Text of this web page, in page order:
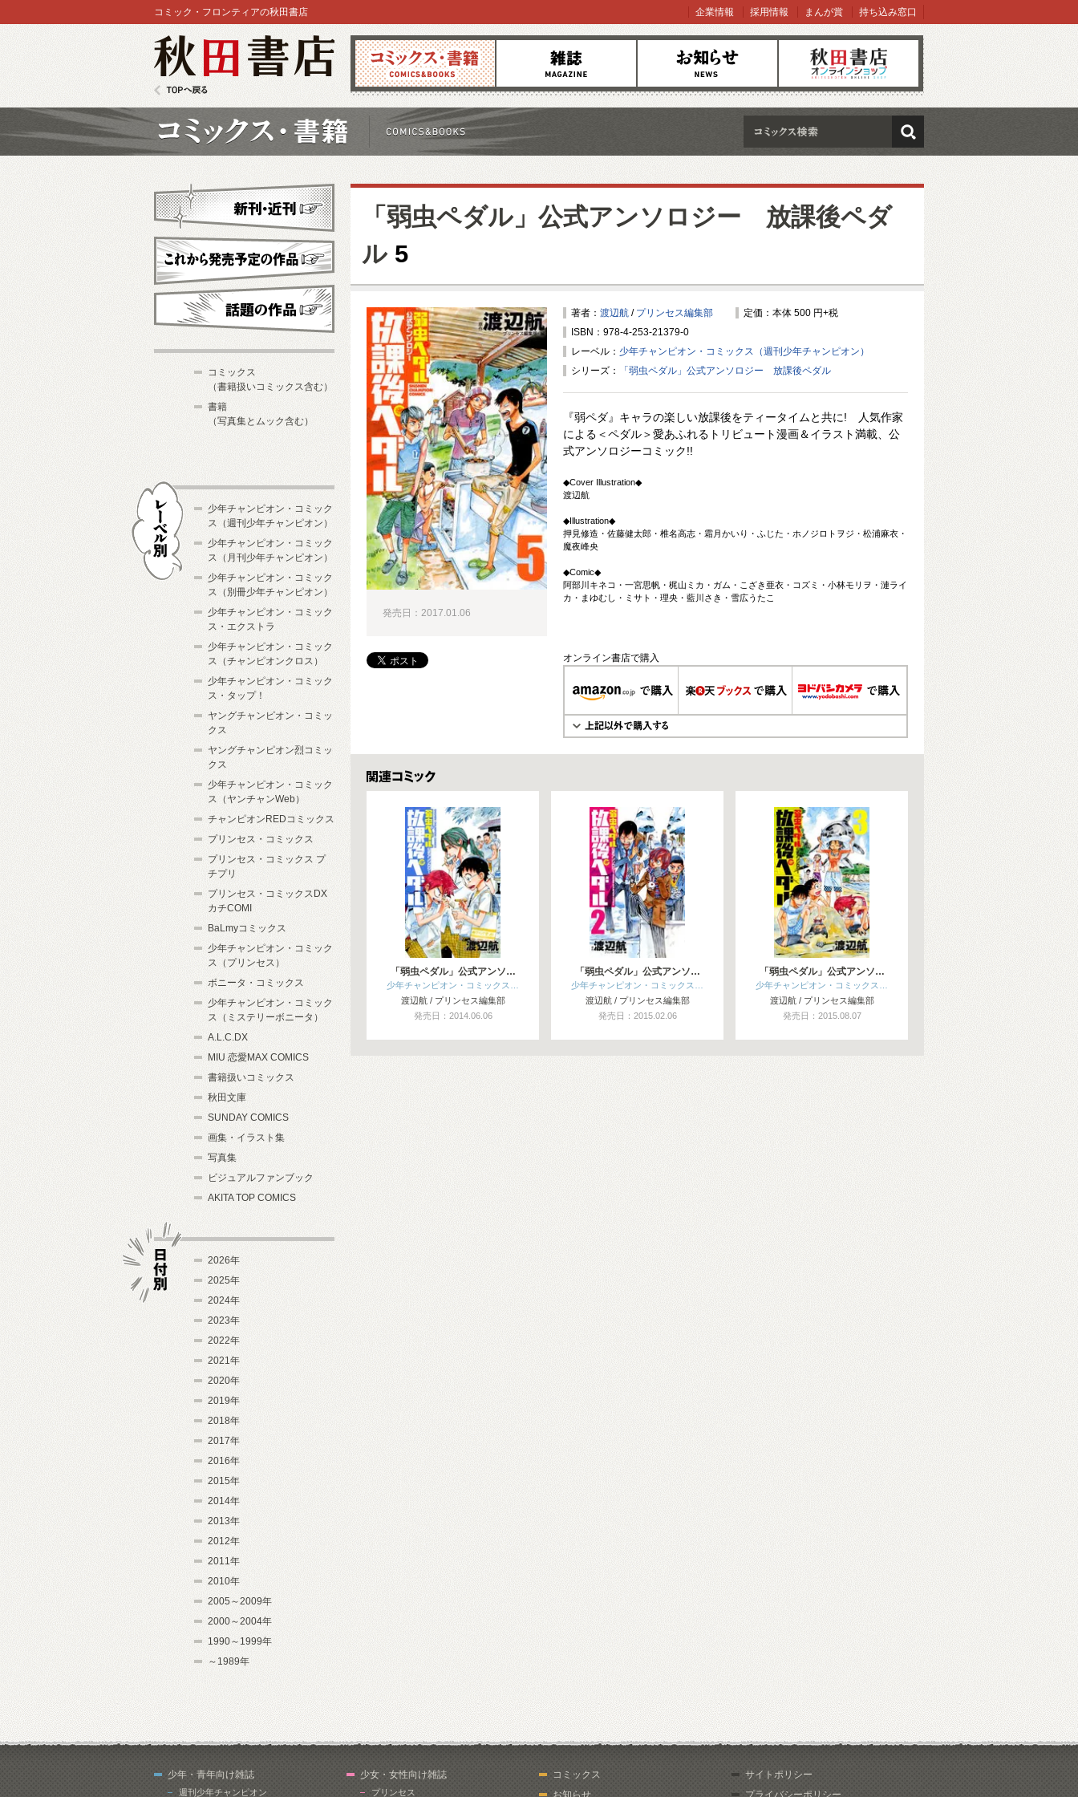
コミックス 雑誌 お知らせ オンラインショップ
コミック・フロンティアの秋田書店 企業情報 採用情報 まんが賞 持ち込み窓口
検索
「弱虫ペダル」公式アンソロジー 放課後ペダ
ル5
著者： 渡辺航 / プリンセス編集部
定価：本体 500 円+税
ISBN：978-4-253-21379-0
レーベル： 少年チャンピオン・コミックス（週刊少年チャンピオン）
シリーズ：
「弱虫ペダル」公式アンソロジー 放課後ペダル
『弱ペダ』キャラの楽しい放課後をティータイムと共に! 人気作家
による＜ペダル＞愛あふれるトリビュート漫画＆イラスト満載、公
式アンソロジーコミック!!
◆Cover Illustration◆
渡辺航
◆Illustration◆
押見修造・佐藤健太郎・椎名高志・霜月かいり・ふじた・ホノジロトヲジ・松浦麻衣・
魔夜峰央
◆Comic◆
阿部川キネコ・一宮思帆・梶山ミカ・ガム・こざき亜衣・コズミ・小林モリヲ・漣ライ
カ・まゆむし・ミサト・理央・藍川さき・雪広うたこ
オンライン書店で購入
発売日：2017.01.06
関連コミックス
「弱虫ペダル」公式アンソ…
少年チャンピオン・コミックス…
渡辺航 / プリンセス編集部
発売日：2014.06.06
「弱虫ペダル」公式アンソ…
少年チャンピオン・コミックス…
渡辺航 / プリンセス編集部
発売日：2015.02.06
「弱虫ペダル」公式アンソ…
少年チャンピオン・コミックス…
渡辺航 / プリンセス編集部
発売日：2015.08.07
新刊・近刊
これから発売予定
コミックス
（書籍扱いコミックス含む）
書籍
（写真集とムック含む）
少年チャンピオン・コミック
ス（週刊少年チャンピオン）
少年チャンピオン・コミック
ス（月刊少年チャンピオン）
少年チャンピオン・コミック
ス（別冊少年チャンピオン）
少年チャンピオン・コミック
ス・エクストラ
少年チャンピオン・コミック
ス（チャンピオンクロス）
少年チャンピオン・コミック
ス・タップ！
ヤングチャンピオン・コミッ
クス
ヤングチャンピオン烈コミッ
クス
少年チャンピオン・コミック
ス（ヤンチャンWeb）
チャンピオンREDコミックス
プリンセス・コミックス
プリンセス・コミックス プ
チプリ
プリンセス・コミックスDX
カチCOMI
BaLmyコミックス
少年チャンピオン・コミック
ス（プリンセス）
ボニータ・コミックス
少年チャンピオン・コミック
ス（ミステリーボニータ）
A.L.C.DX
MIU 恋愛MAX COMICS
書籍扱いコミックス
秋田文庫
SUNDAY COMICS
画集・イラスト集
写真集
ビジュアルファンブック
AKITA TOP COMICS
2026年
2025年
2024年
2023年
2022年
2021年
2020年
2019年
2018年
2017年
2016年
2015年
2014年
2013年
2012年
2011年
2010年
2005～2009年
2000～2004年
1990～1999年
～1989年
少年・青年向け雑誌
週刊少年チャンピオン
少女・女性向け雑誌
プリンセス
コミックス
お知らせ
サイトポリシー
プライバシーポリシー